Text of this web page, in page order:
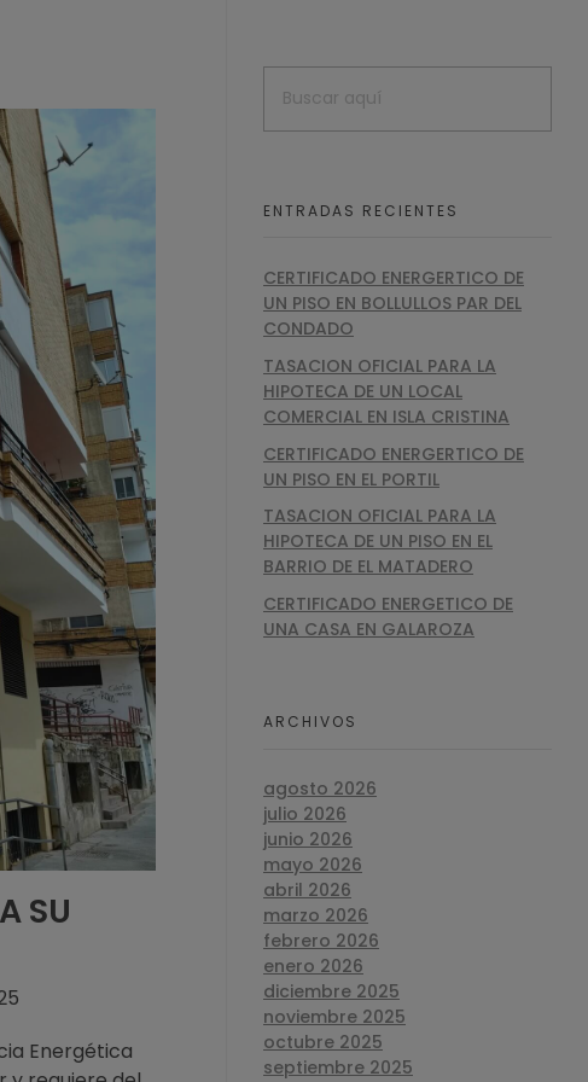
SU
Energética
ENTRADAS RECIENTES
CERTIFICADO ENERGERTICO DE
UN PISO EN BOLLULLOS PAR DEL
CONDADO
TASACION OFICIAL PARA LA
HIPOTECA DE UN LOCAL
COMERCIAL EN ISLA CRISTINA
CERTIFICADO ENERGERTICO DE
UN PISO EN EL PORTIL
TASACION OFICIAL PARA LA
HIPOTECA DE UN PISO EN EL
BARRIO DE EL MATADERO
CERTIFICADO ENERGETICO DE
UNA CASA EN GALAROZA
ARCHIVOS
agosto 2026
julio 2026
junio 2026
mayo 2026
abril 2026
marzo 2026
febrero 2026
enero 2026
diciembre 2025
noviembre 2025
octubre 2025
septiembre 2025